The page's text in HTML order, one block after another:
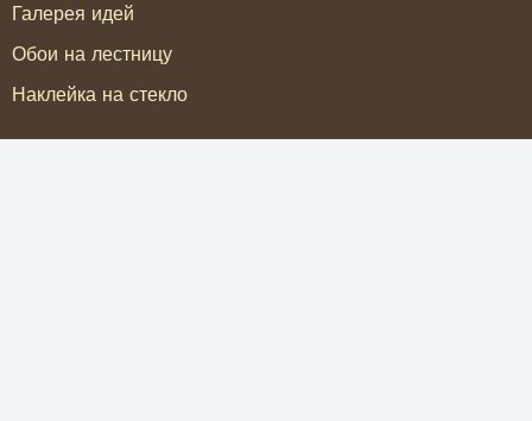
Галерея идей
Обои на лестницу
Наклейка на стекло